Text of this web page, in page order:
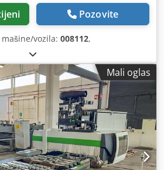
Pozovite
vozila: 008112,
Mali oglas